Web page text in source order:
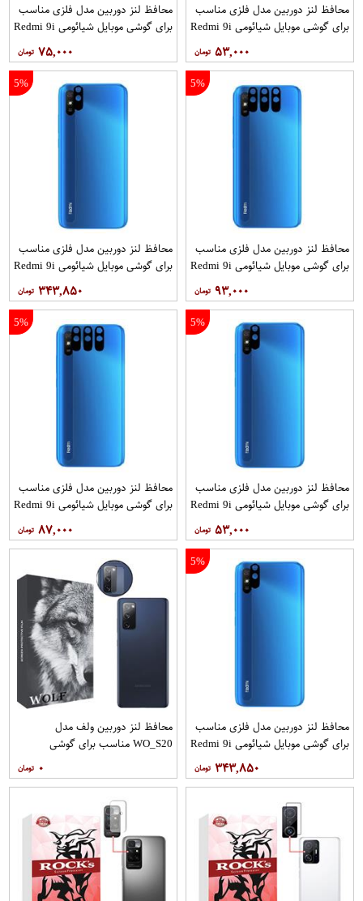
محافظ لنز دوربین مدل فلزی مناسب
برای گوشی موبایل شیائومی Redmi 9i
۵۳,۰۰۰
محافظ لنز دوربین مدل فلزی مناسب
برای گوشی موبایل شیائومی Redmi 9i
۷۵,۰۰۰
5%
محافظ لنز دوربین مدل فلزی مناسب
برای گوشی موبایل شیائومی Redmi 9i
۹۳,۰۰۰
5%
محافظ لنز دوربین مدل فلزی مناسب
برای گوشی موبایل شیائومی Redmi 9i
۳۴۳,۸۵۰
5%
محافظ لنز دوربین مدل فلزی مناسب
برای گوشی موبایل شیائومی Redmi 9i
۵۳,۰۰۰
5%
محافظ لنز دوربین مدل فلزی مناسب
برای گوشی موبایل شیائومی Redmi 9i
۸۷,۰۰۰
5%
محافظ لنز دوربین مدل فلزی مناسب
برای گوشی موبایل شیائومی Redmi 9i
۳۴۳,۸۵۰
محافظ لنز دوربین ولف مدل
WO_S20 مناسب برای گوشی
۰